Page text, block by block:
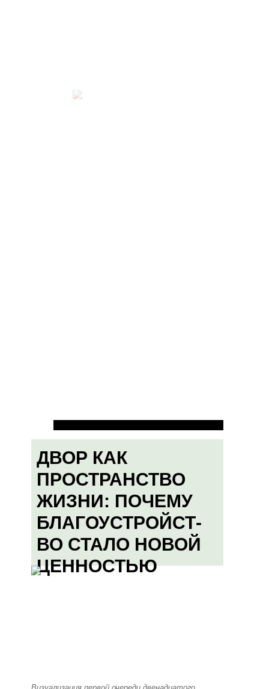
ДВОР КАК
ПРОСТРАНСТВО
ЖИЗНИ: ПОЧЕМУ
БЛАГОУСТРОЙСТ-
ВО СТАЛО НОВОЙ
ЦЕННОСТЬЮ